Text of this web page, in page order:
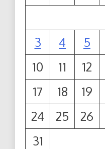
3
4 5
10
11 12
17
18 19
24
25 26
31